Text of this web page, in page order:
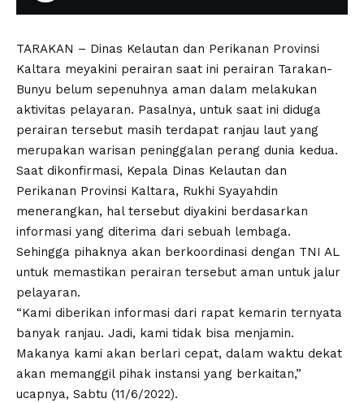
TARAKAN – Dinas Kelautan dan Perikanan Provinsi
Kaltara meyakini perairan saat ini perairan Tarakan-
Bunyu belum sepenuhnya aman dalam melakukan
aktivitas pelayaran. Pasalnya, untuk saat ini diduga
perairan tersebut masih terdapat ranjau laut yang
merupakan warisan peninggalan perang dunia kedua.
Saat dikonfirmasi, Kepala Dinas Kelautan dan
Perikanan Provinsi Kaltara, Rukhi Syayahdin
menerangkan, hal tersebut diyakini berdasarkan
informasi yang diterima dari sebuah lembaga.
Sehingga pihaknya akan berkoordinasi dengan TNI AL
untuk memastikan perairan tersebut aman untuk jalur
pelayaran.
“Kami diberikan informasi dari rapat kemarin ternyata
banyak ranjau. Jadi, kami tidak bisa menjamin.
Makanya kami akan berlari cepat, dalam waktu dekat
akan memanggil pihak instansi yang berkaitan,”
ucapnya, Sabtu (11/6/2022).